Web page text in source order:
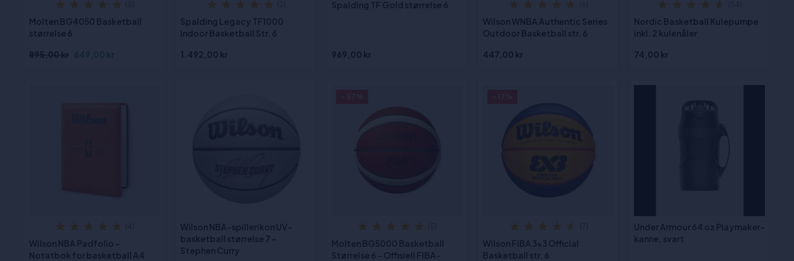
Molten BG4050 Basketball
størrelse 6
895,00 kr 649,00 kr
Spalding Legacy TF1000
Indoor Basketball Str. 6
1.492,00 kr
Spalding TF Gold størrelse 6
969,00 kr
Wilson WNBA Authentic Series
Outdoor Basketball str. 6
447,00 kr
Nordic Basketball Kulepumpe
inkl. 2 kulenåler
74,00 kr
Wilson NBA Padfolio -
Notatbok for basketball A4
Wilson NBA-spillerikon UV-
basketball størrelse 7 -
Stephen Curry
Molten BG5000 Basketball
Størrelse 6 - Offisiell FIBA-
Wilson FIBA 3x3 Official
Basketball str. 6
Under Armour 64 oz Playmaker-
kanne, svart